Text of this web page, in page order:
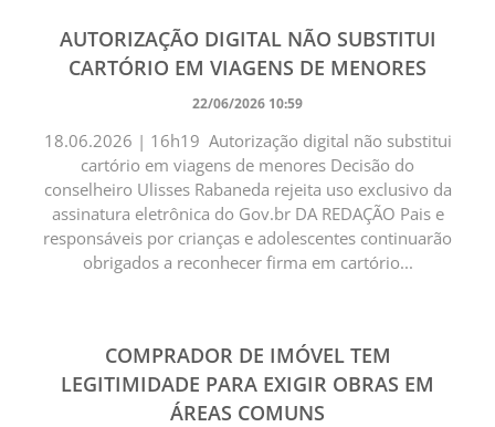
AUTORIZAÇÃO DIGITAL NÃO SUBSTITUI
CARTÓRIO EM VIAGENS DE MENORES
22/06/2026 10:59
18.06.2026 | 16h19 Autorização digital não substitui
cartório em viagens de menores Decisão do
conselheiro Ulisses Rabaneda rejeita uso exclusivo da
assinatura eletrônica do Gov.br DA REDAÇÃO Pais e
responsáveis por crianças e adolescentes continuarão
obrigados a reconhecer firma em cartório...
COMPRADOR DE IMÓVEL TEM
LEGITIMIDADE PARA EXIGIR OBRAS EM
ÁREAS COMUNS